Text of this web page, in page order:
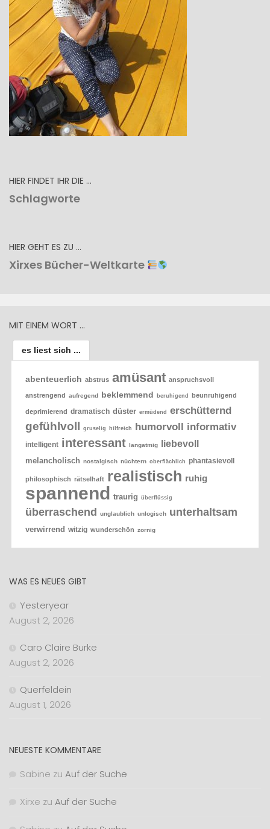
HIER FINDET IHR DIE …
Schlagworte
HIER GEHT ES ZU …
Xirxes Bücher-Weltkarte
MIT EINEM WORT …
es liest sich ...
abenteuerlich abstrus amüsant anspruchsvoll
anstrengend aufregend beklemmend beruhigend beunruhigend
deprimierend dramatisch düster ermüdend erschütternd
gefühlvoll gruselig hilfreich humorvoll informativ
intelligent interessant langatmig liebevoll
melancholisch nostalgisch nüchtern oberflächlich phantasievoll
philosophisch rätselhaft realistisch ruhig
spannend traurig überflüssig
überraschend unglaublich unlogisch unterhaltsam
verwirrend witzig wunderschön zornig
WAS ES NEUES GIBT
Yesteryear
August 2, 2026
Caro Claire Burke
August 2, 2026
Querfeldein
August 1, 2026
NEUESTE KOMMENTARE
Sabine zu Auf der Suche
Xirxe zu Auf der Suche